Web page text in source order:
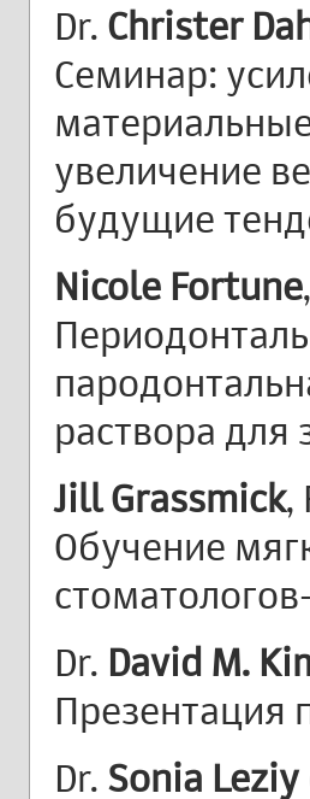
Dr. Christer
Семинар:
увеличение
будущие
Nicole Fortune
раствора для
Jill Grassmick,
Обучение
Dr. David M.
Презентация
Dr. Sonia Leziy